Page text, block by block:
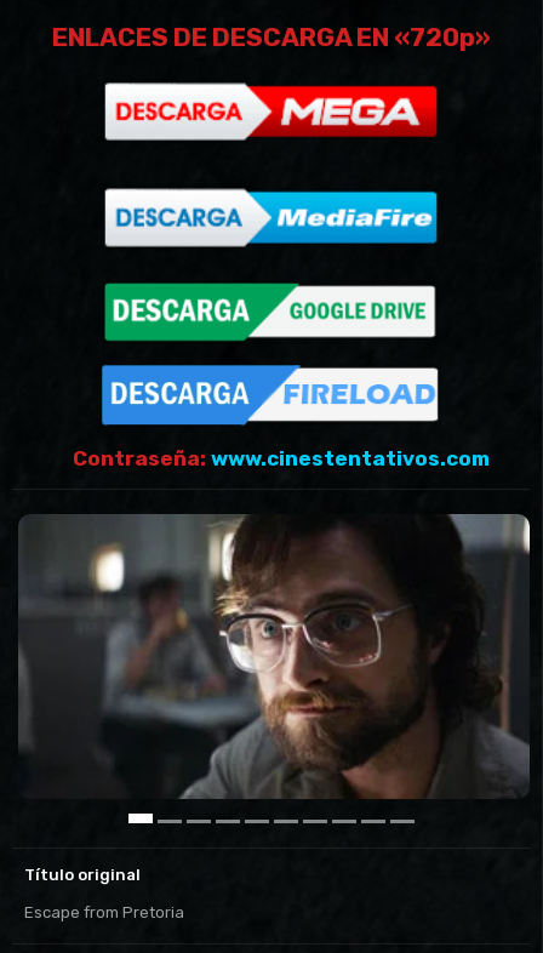
ENLACES DE DESCARGA EN «720p»
Contraseña: www.cinestentativos.com
Título original
Escape from Pretoria